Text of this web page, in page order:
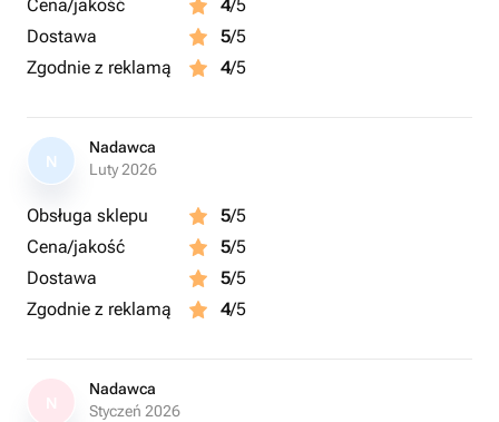
Cena/jakość 4/5
Dostawa
5/5
Zgodnie z reklamą
4/5
N
Nadawca
Luty 2026
Obsługa sklepu 5/5
Cena/jakość
5/5
Dostawa
5/5
Zgodnie z reklamą
4/5
Nadawca
Styczeń 2026